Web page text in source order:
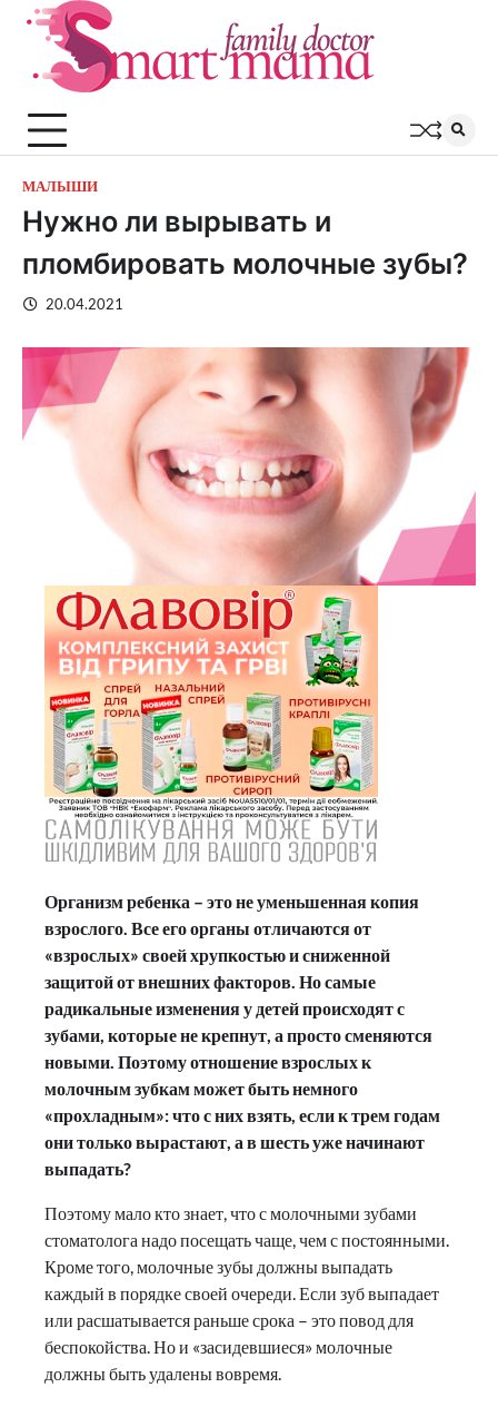
Перейти
содержимому
МАЛЫШИ
Нужно ли вырывать и
пломбировать молочные зубы?
20.04.2021
Организм ребенка – это не уменьшенная копия
взрослого. Все его органы отличаются от
«взрослых» своей хрупкостью и сниженной
защитой от внешних факторов. Но самые
радикальные изменения у детей происходят с
зубами, которые не крепнут, а просто сменяются
новыми. Поэтому отношение взрослых к
молочным зубкам может быть немного
«прохладным»: что с них взять, если к трем годам
они только вырастают, а в шесть уже начинают
выпадать?
Поэтому мало кто знает, что с молочными зубами
стоматолога надо посещать чаще, чем с постоянными.
Кроме того, молочные зубы должны выпадать
каждый в порядке своей очереди. Если зуб выпадает
или расшатывается раньше срока – это повод для
беспокойства. Но и «засидевшиеся» молочные
должны быть удалены вовремя.